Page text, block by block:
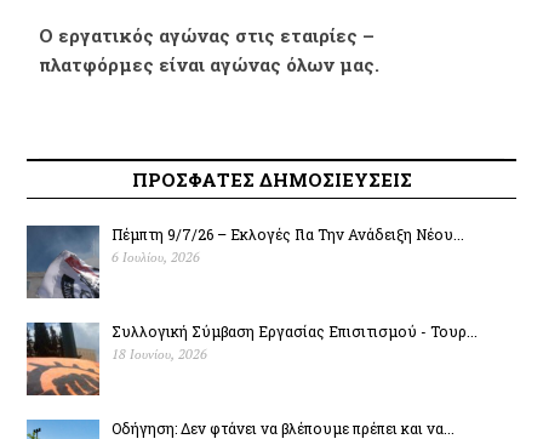
Ο εργατικός αγώνας στις εταιρίες –
πλατφόρμες είναι αγώνας όλων μας.
ΠΡΟΣΦΑΤΕΣ ΔΗΜΟΣΙΕΥΣΕΙΣ
Πέμπτη 9/7/26 – Εκλογές Για Την Ανάδειξη Νέου...
6 Ιουλίου, 2026
Συλλογική Σύμβαση Εργασίας Επισιτισμού - Τουρ...
18 Ιουνίου, 2026
Οδήγηση: Δεν φτάνει να βλέπουμε πρέπει και να...